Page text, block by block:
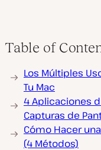
Table of
Los Múltiples
Tu Mac
4 Aplicaciones
Capturas de
Cómo Hacer
(4 Métodos)